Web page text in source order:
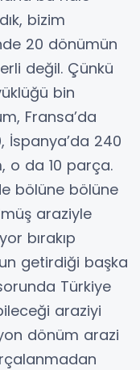
bizim
20 dönümün
değil. Çünkü
bin
Fransa’da
İspanya’da 240
o da 10 parça.
bölüne bölüne
araziyle
bırakıp
getirdiği başka
Türkiye
araziyi
dönüm arazi